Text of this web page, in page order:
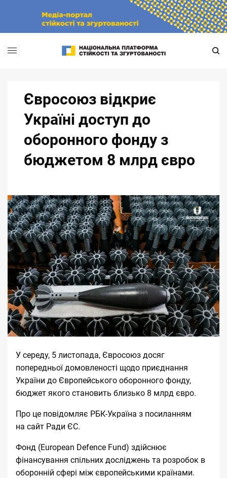
Євросоюз відкриє
Україні доступ до
оборонного фонду з
бюджетом 8 млрд євро
У середу, 5 листопада, Євросоюз досяг
попередньої домовленості щодо приєднання
України до Європейського оборонного фонду,
бюджет якого становить близько 8 млрд євро.
Про це повідомляє РБК-Україна з посиланням
на сайт Ради ЄС.
Фонд (European Defence Fund) здійснює
фінансування спільних досліджень та розробок в
оборонній сфері між європейськими країнами.